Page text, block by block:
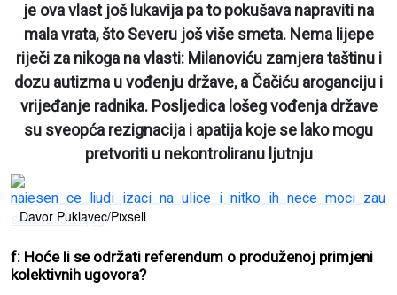
je ova vlast još lukavija pa to pokušava napraviti na
mala vrata, što Severu još više smeta. Nema lijepe
riječi za nikoga na vlasti: Milanoviću zamjera taštinu i
dozu autizma u vođenju države, a Čačiću aroganciju i
vrijeđanje radnika. Posljedica lošeg vođenja države
su sveopća rezignacija i apatija koje se lako mogu
pretvoriti u nekontroliranu ljutnju
Davor Puklavec/Pixsell
f: Hoće li se održati referendum o produženoj primjeni
kolektivnih ugovora?